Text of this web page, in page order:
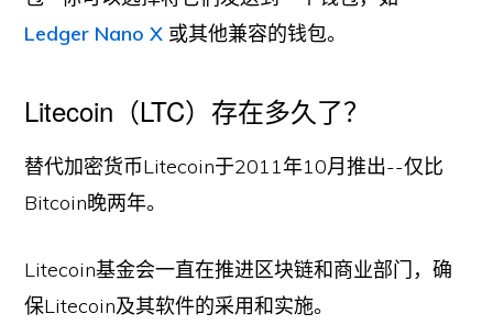
Ledger Nano X 或其他兼容的钱包。
Litecoin（LTC）存在多久了？
替代加密货币Litecoin于2011年10月推出--仅比
Bitcoin晚两年。
Litecoin基金会一直在推进区块链和商业部门，确
保Litecoin及其软件的采用和实施。